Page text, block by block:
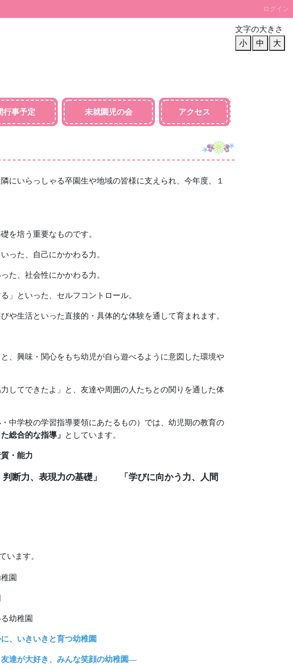
ログイン
文字の大きさ
小
中 大
行事予定 未就園児の会 アクセス
いらっしゃる卒園生や地域の皆様に支えられ、今年度、１
を培う重要なものです。
った、自己にかかわる力。
た、社会性にかかわる力。
」といった、セルフコントロール。
生活といった直接的・具体的な体験を通して育まれます。
、興味・関心をもち幼児が自ら遊べるように意図した環境や
してできたよ」と、友達や周囲の人たちとの関りを通した体
中学校の学習指導要領にあたるもの）では、幼児期の教育の
総合的な指導」 としています。
・能力
断力、表現力の基礎」 「学びに向かう力、人間
います。
園
幼稚園
、いきいきと育つ幼稚園
、みんな笑顔の幼稚園―